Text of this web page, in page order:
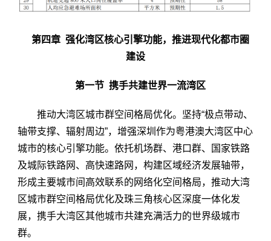
第四章 强化湾区核心引擎功能，推进现代化都市圈
建设
第一节 携手共建世界一流湾区
推动大湾区城市群空间格局优化。坚持“极点带动、
轴带支撑、辐射周边”，增强深圳作为粤港澳大湾区中心
城市的核心引擎功能。依托机场群、港口群、国家铁路
及城际铁路网、高快速路网，构建区域经济发展轴带，
形成主要城市间高效联系的网络化空间格局，推动大湾
区城市群空间格局优化及珠三角核心区深度一体化发
展，携手大湾区其他城市共建充满活力的世界级城市
群。